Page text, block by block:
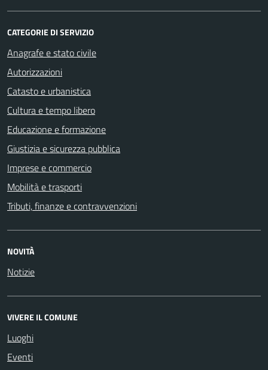
CATEGORIE DI SERVIZIO
Anagrafe e stato civile
Autorizzazioni
Catasto e urbanistica
Cultura e tempo libero
Educazione e formazione
Giustizia e sicurezza pubblica
Imprese e commercio
Mobilità e trasporti
Tributi, finanze e contravvenzioni
NOVITÀ
Notizie
VIVERE IL COMUNE
Luoghi
Eventi